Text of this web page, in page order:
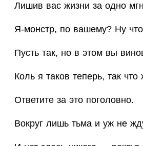
Лишив вас жизни за одно
Я-монстр, по вашему? Ну
Пусть так, но в этом вы
Коль я таков теперь, так что
Ответите за это поголовно.
Вокруг лишь тьма и уж не